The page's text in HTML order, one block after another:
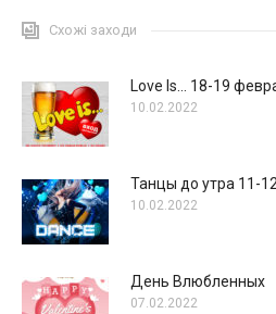
Схожі заходи
Love Is… 18-19
10.02.2022
Танцы до утра 11-
10.02.2022
День Влюбленных
07.02.2022